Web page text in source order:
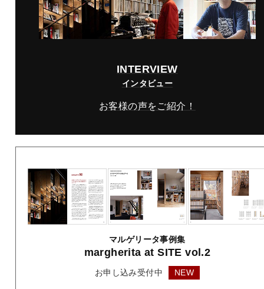
INTERVIEW
インタビュー
お客様の声をご紹介！
マルゲリータ事例集
margherita at SITE vol.2
お申し込み受付中 NEW